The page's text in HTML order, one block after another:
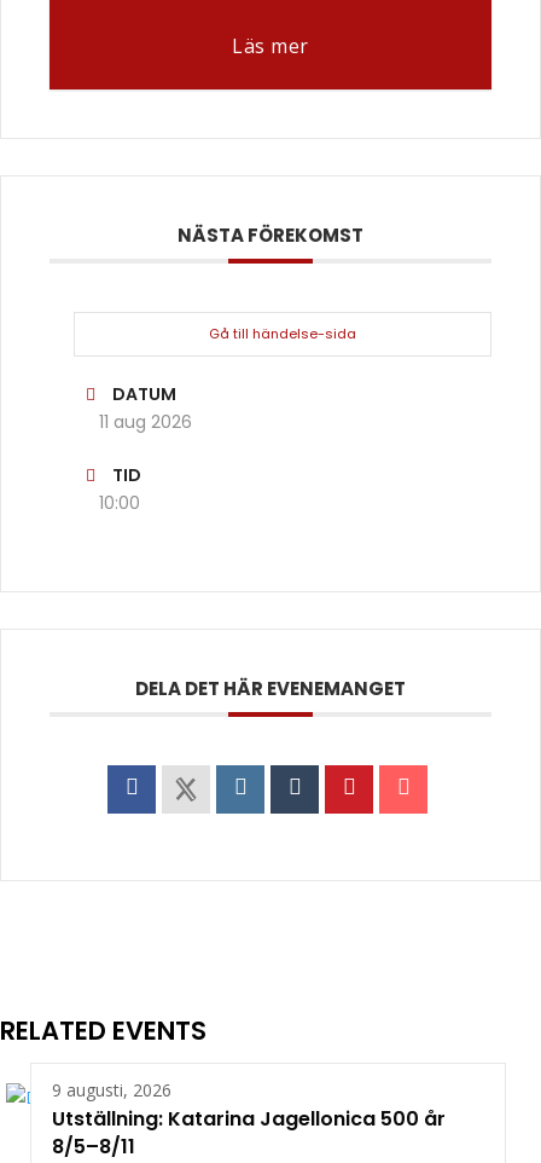
Läs mer
NÄSTA FÖREKOMST
Gå till händelse-sida
DATUM
11 aug 2026
TID
10:00
DELA DET HÄR EVENEMANGET
RELATED EVENTS
9 augusti, 2026
Utställning: Katarina Jagellonica 500 år
8/5–8/11